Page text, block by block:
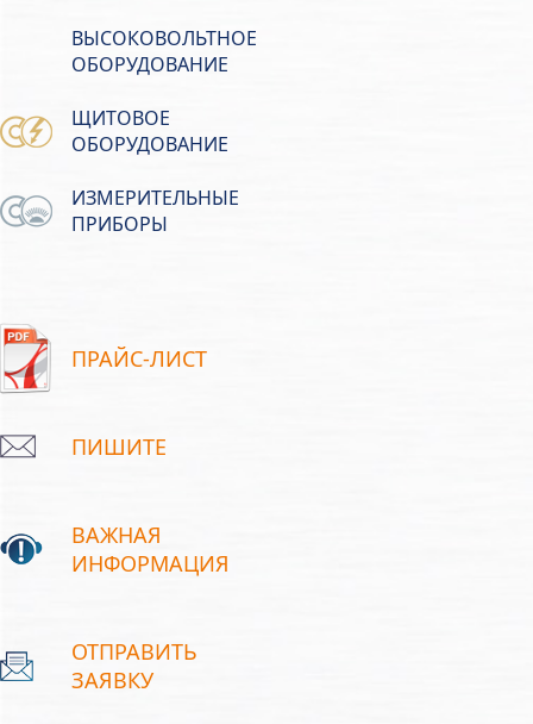
ВЫСОКОВОЛЬТНОЕ
ОБОРУДОВАНИЕ
ЩИТОВОЕ
ОБОРУДОВАНИЕ
ИЗМЕРИТЕЛЬНЫЕ
ПРИБОРЫ
ПРАЙС-ЛИСТ
ПИШИТЕ
ВАЖНАЯ
ИНФОРМАЦИЯ
ОТПРАВИТЬ
ЗАЯВКУ